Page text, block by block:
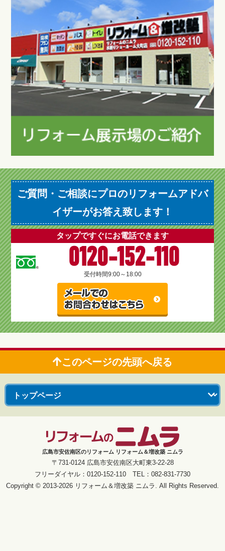
ご質問・ご相談にプロのリフォームアドバ
イザーがお答え致します！
タップですぐにお電話できます
0120-152-110
受付時間9:00～18:00
このページの先頭へ戻る
広島市安佐南区のリフォーム リフォーム＆増改築 ニムラ
〒731-0124 広島市安佐南区大町東3-22-28
フリーダイヤル：0120-152-110 TEL：082-831-7730
Copyright © 2013-2026 リフォーム＆増改築 ニムラ. All Rights Reserved.